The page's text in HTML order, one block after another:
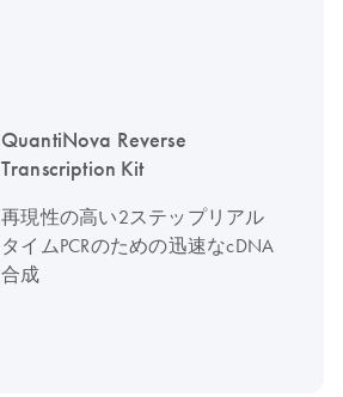
QuantiNova Reverse
Transcription Kit
再現性の高い2ステップリアル
タイムPCRのための迅速なcDNA
合成